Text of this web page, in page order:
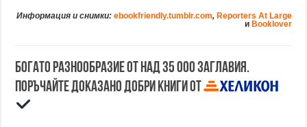
Информация и снимки: ebookfriendly.tumblr.com, Reporters At Large
и Booklover
Богато разнообразие от над 35 000 заглавия.
Поръчайте доказано добри книги от